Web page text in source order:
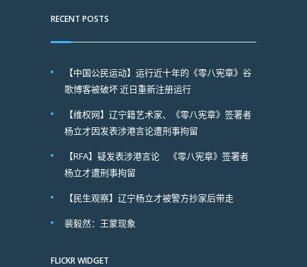
RECENT POSTS
【中国公民运动】运行近十年的《零八宪章》谷
歌博客被破坏 近日重新注册运行
【维权网】辽宁籍艺术家、《零八宪章》签署者
杨立才因发表涉港言论遭刑事拘留
【RFA】疑发表涉港言论 《零八宪章》签署者
杨立才遭刑事拘留
【民生观察】辽宁杨立才被警方抄家后带走
裴毅然：王蒙现象
FLICKR WIDGET